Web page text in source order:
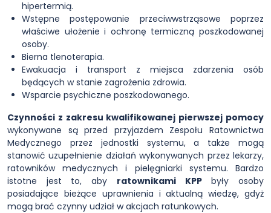
hipertermią.
Wstępne postępowanie przeciwwstrząsowe poprzez
właściwe ułożenie i ochronę termiczną poszkodowanej
osoby.
Bierna tlenoterapia.
Ewakuacja i transport z miejsca zdarzenia osób
będących w stanie zagrożenia zdrowia.
Wsparcie psychiczne poszkodowanego.
Czynności z zakresu kwalifikowanej pierwszej pomocy
wykonywane są przed przyjazdem Zespołu Ratownictwa
Medycznego przez jednostki systemu, a także mogą
stanowić uzupełnienie działań wykonywanych przez lekarzy,
ratowników medycznych i pielęgniarki systemu. Bardzo
istotne jest to, aby ratownikami KPPbyły osoby
posiadające bieżące uprawnienia i aktualną wiedzę, gdyż
mogą brać czynny udział w akcjach ratunkowych.